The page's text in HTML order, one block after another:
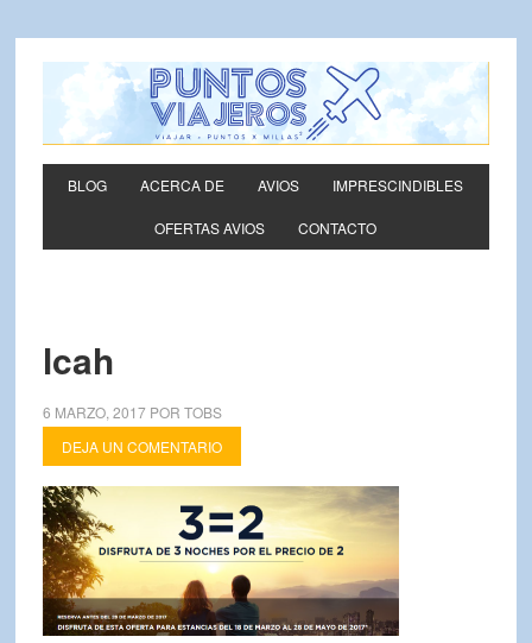
BLOG ACERCA DE AVIOS IMPRESCINDIBLES
OFERTAS AVIOS CONTACTO
lcah
6 MARZO, 2017POR TOBS
DEJA UN COMENTARIO